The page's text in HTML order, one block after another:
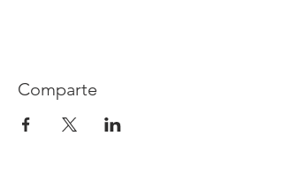
Comparte